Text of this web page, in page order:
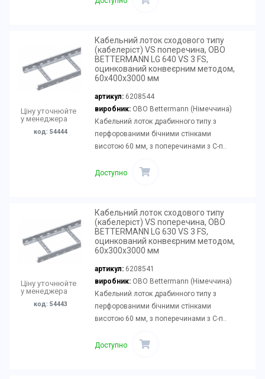
Ціну уточнюйте
у менеджера
код: 54444
Кабельний лоток сходового типу
(кабелеріст) VS поперечина, OBO
BETTERMANN LG 640 VS 3 FS,
оцинкований конвеєрним методом,
60х400х3000 мм
артикул: 6208544
виробник:OBO Bettermann (Німеччина)
Кабельний лоток драбинного типу з
перфорованими бічними стінками
висотою 60 мм, з поперечинами з С-п..
Доступно
Ціну уточнюйте
у менеджера
код: 54443
Кабельний лоток сходового типу
(кабелеріст) VS поперечина, OBO
BETTERMANN LG 630 VS 3 FS,
оцинкований конвеєрним методом,
60х300х3000 мм
артикул: 6208541
виробник:OBO Bettermann (Німеччина)
Кабельний лоток драбинного типу з
перфорованими бічними стінками
висотою 60 мм, з поперечинами з С-п..
Доступно